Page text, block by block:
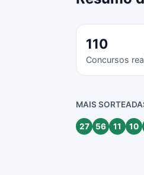
110
Concursos
MAIS
27 56 11 10